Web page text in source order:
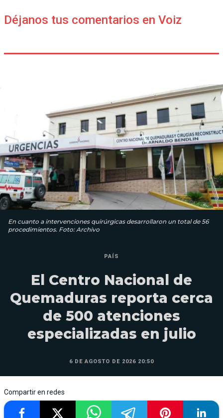
Déjanos tus comentarios en Voiz
En cuanto a intervenciones quirúrgicas desarrollaron un total de 56
procedimientos. Foto: Archivo
PAÍS
El Centro Nacional de
Quemaduras reporta cerca
de 500 atenciones
especializadas en julio
6 DE AGOSTO DE 2026 20:50
Compartir en redes